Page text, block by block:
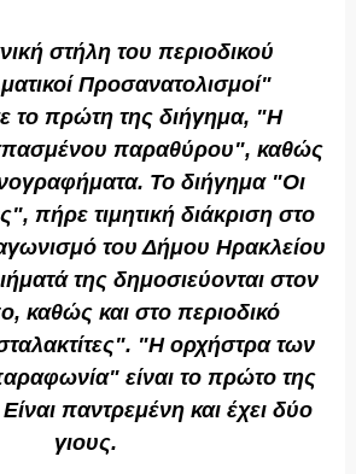
στήλη του περιοδικού
Προσανατολισμοί"
το πρώτη της διήγημα, "Η
παραθύρου", καθώς
Το διήγημα "Οι
πήρε τιμητική διάκριση στο
του Δήμου Ηρακλείου
της δημοσιεύονται στον
καθώς και στο περιοδικό
"Η ορχήστρα των
είναι το πρώτο της
παντρεμένη και έχει δύο
γιους.